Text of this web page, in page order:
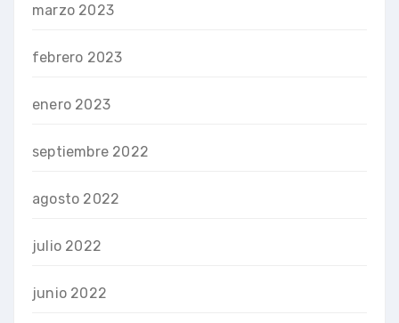
marzo 2023
febrero 2023
enero 2023
septiembre 2022
agosto 2022
julio 2022
junio 2022